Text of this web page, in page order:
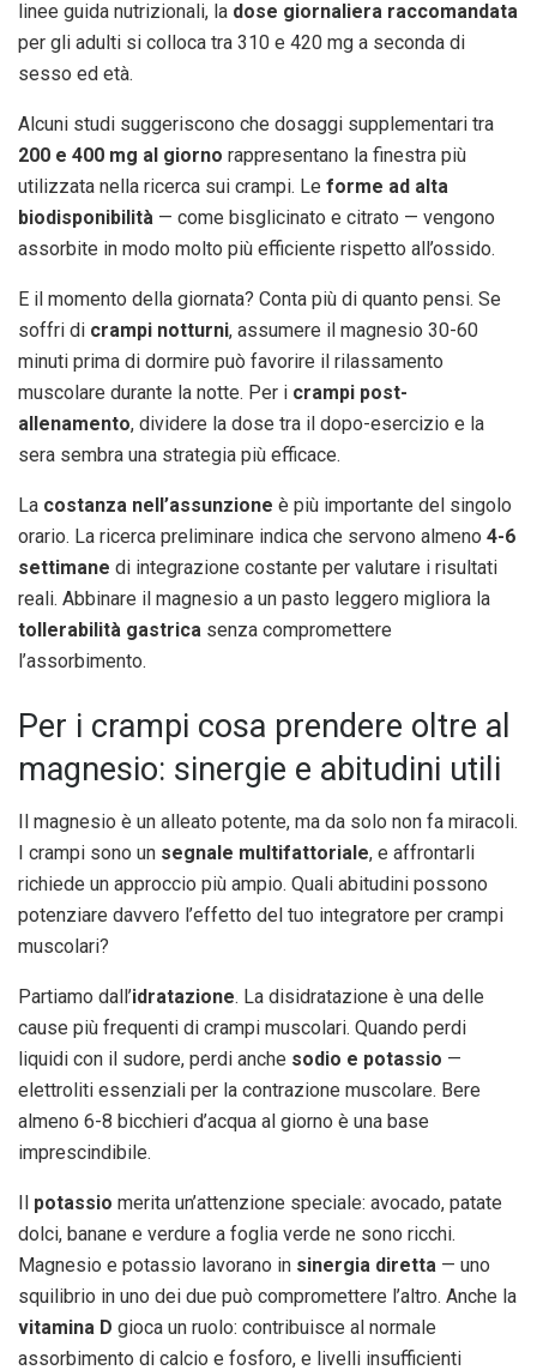
linee guida nutrizionali, la dose giornaliera raccomandata
per gli adulti si colloca tra 310 e 420 mg a seconda di
sesso ed età.
Alcuni studi suggeriscono che dosaggi supplementari tra
200 e 400 mg al giorno rappresentano la finestra più
utilizzata nella ricerca sui crampi. Le forme ad alta
biodisponibilità — come bisglicinato e citrato — vengono
assorbite in modo molto più efficiente rispetto all’ossido.
E il momento della giornata? Conta più di quanto pensi. Se
soffri di crampi notturni, assumere il magnesio 30-60
minuti prima di dormire può favorire il rilassamento
muscolare durante la notte. Per i crampi post-
allenamento, dividere la dose tra il dopo-esercizio e la
sera sembra una strategia più efficace.
La costanza nell’assunzione è più importante del singolo
orario. La ricerca preliminare indica che servono almeno 4-6
settimane di integrazione costante per valutare i risultati
reali. Abbinare il magnesio a un pasto leggero migliora la
tollerabilità gastrica senza compromettere
l’assorbimento.
Per i crampi cosa prendere oltre al
magnesio: sinergie e abitudini utili
Il magnesio è un alleato potente, ma da solo non fa miracoli.
I crampi sono un segnale multifattoriale, e affrontarli
richiede un approccio più ampio. Quali abitudini possono
potenziare davvero l’effetto del tuo integratore per crampi
muscolari?
Partiamo dall’idratazione. La disidratazione è una delle
cause più frequenti di crampi muscolari. Quando perdi
liquidi con il sudore, perdi anche sodio e potassio —
elettroliti essenziali per la contrazione muscolare. Bere
almeno 6-8 bicchieri d’acqua al giorno è una base
imprescindibile.
potassio merita un’attenzione speciale: avocado, patate
dolci, banane e verdure a foglia verde ne sono ricchi.
Magnesio e potassio lavorano in sinergia diretta — uno
squilibrio in uno dei due può compromettere l’altro. Anche la
vitamina D gioca un ruolo: contribuisce al normale
assorbimento di calcio e fosforo, e livelli insufficienti